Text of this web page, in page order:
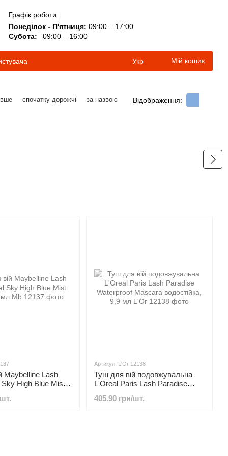
Графік роботи:
Понеділок - П'ятниця: 09:00 – 17:00
Субота:
09:00 – 16:00
Укр Мій кошик
спочатку дорожчі за назвою Відображення:
Maybelline Lash
High Blue Mist
Артикул: L'Or 12138
Туш для вій подовжувальна
L'Oreal Paris Lash Paradise
9,9 мл
405.90 грн/шт.